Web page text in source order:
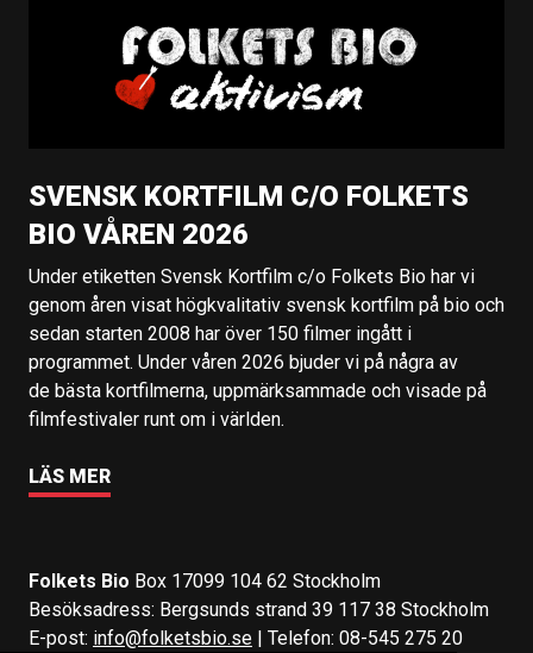
SVENSK KORTFILM C/O FOLKETS
BIO VÅREN 2026
Under etiketten Svensk Kortfilm c/o Folkets Bio har vi
genom åren visat högkvalitativ svensk kortfilm på bio och
sedan starten 2008 har över 150 filmer ingått i
programmet. Under våren 2026 bjuder vi på några av
de bästa kortfilmerna, uppmärksammade och visade på
filmfestivaler runt om i världen.
LÄS MER
Folkets Bio Box 17099 104 62 Stockholm
Besöksadress: Bergsunds strand 39 117 38 Stockholm
E-post: info@folketsbio.se | Telefon: 08-545 275 20